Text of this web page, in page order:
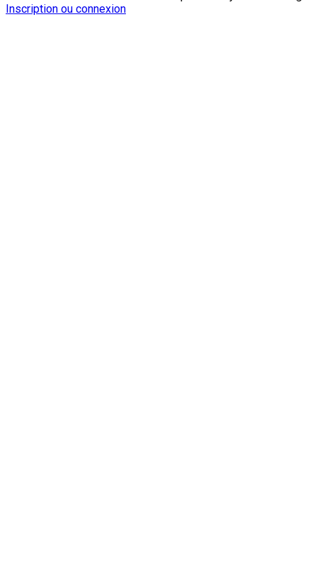
Inscription ou connexion